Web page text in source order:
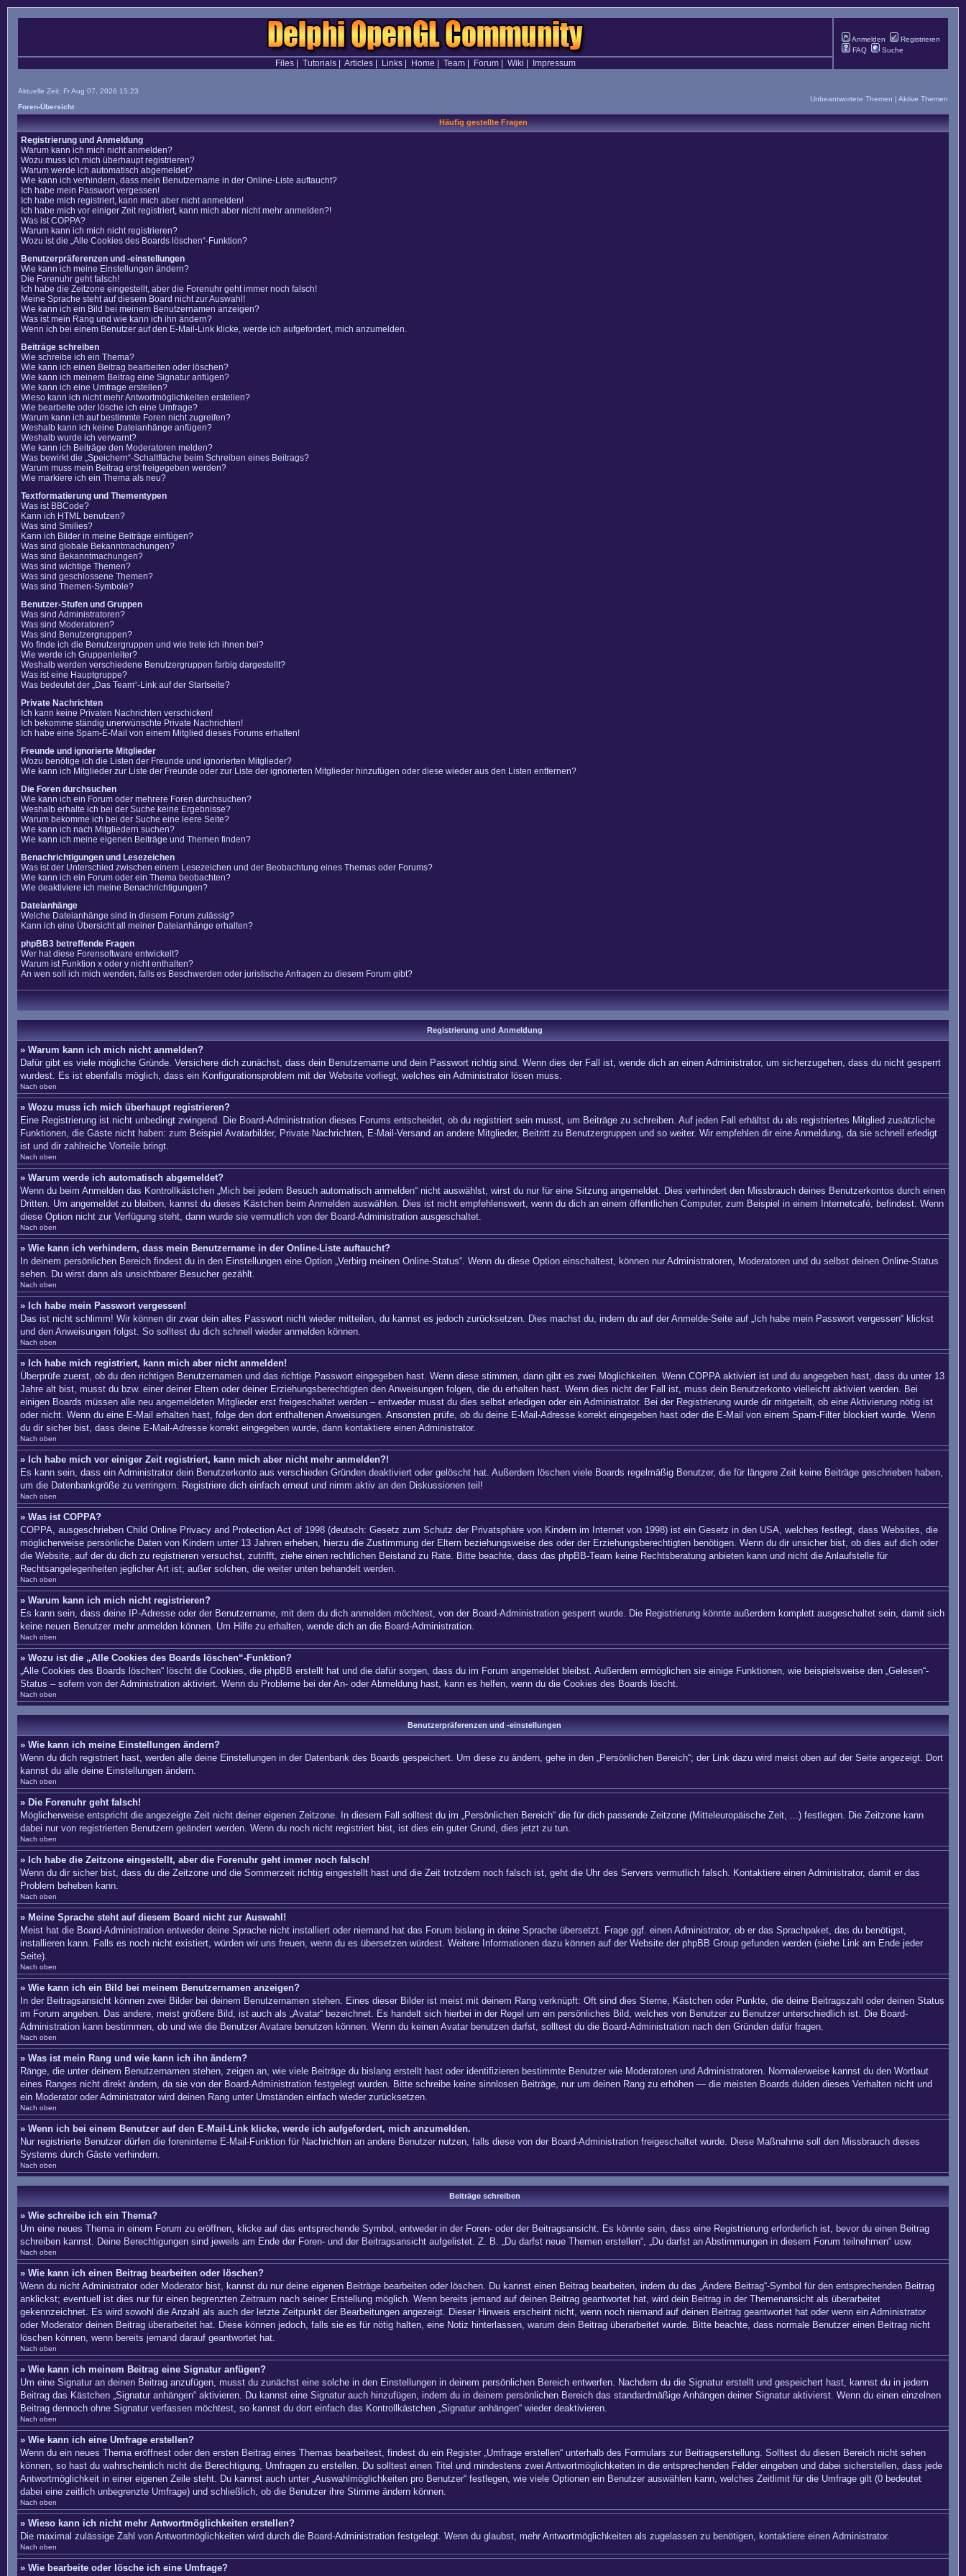
Anmelden
Registrieren
FAQ
Suche
Files| Tutorials| Articles| Links| Home Team| Forum| Wiki Impressum
Aktuelle Zeit: Fr Aug 07, 2026 15:23
Foren-Übersicht
Unbeantwortete Themen | Aktive Themen
Häufig gestellte Fragen
Registrierung und Anmeldung
Warum kann ich mich nicht anmelden?
Wozu muss ich mich überhaupt registrieren?
Warum werde ich automatisch abgemeldet?
Wie kann ich verhindern, dass mein Benutzername in der Online-Liste auftaucht?
Ich habe mein Passwort vergessen!
Ich habe mich registriert, kann mich aber nicht anmelden!
Ich habe mich vor einiger Zeit registriert, kann mich aber nicht mehr anmelden?!
Was ist COPPA?
Warum kann ich mich nicht registrieren?
Wozu ist die „Alle Cookies des Boards löschen“-Funktion?
Benutzerpräferenzen und -einstellungen
Wie kann ich meine Einstellungen ändern?
Die Forenuhr geht falsch!
Ich habe die Zeitzone eingestellt, aber die Forenuhr geht immer noch falsch!
Meine Sprache steht auf diesem Board nicht zur Auswahl!
Wie kann ich ein Bild bei meinem Benutzernamen anzeigen?
Was ist mein Rang und wie kann ich ihn ändern?
Wenn ich bei einem Benutzer auf den E-Mail-Link klicke, werde ich aufgefordert, mich anzumelden.
Beiträge schreiben
Wie schreibe ich ein Thema?
Wie kann ich einen Beitrag bearbeiten oder löschen?
Wie kann ich meinem Beitrag eine Signatur anfügen?
Wie kann ich eine Umfrage erstellen?
Wieso kann ich nicht mehr Antwortmöglichkeiten erstellen?
Wie bearbeite oder lösche ich eine Umfrage?
Warum kann ich auf bestimmte Foren nicht zugreifen?
Weshalb kann ich keine Dateianhänge anfügen?
Weshalb wurde ich verwarnt?
Wie kann ich Beiträge den Moderatoren melden?
Was bewirkt die „Speichern“-Schaltfläche beim Schreiben eines Beitrags?
Warum muss mein Beitrag erst freigegeben werden?
Wie markiere ich ein Thema als neu?
Textformatierung und Thementypen
Was ist BBCode?
Kann ich HTML benutzen?
Was sind Smilies?
Kann ich Bilder in meine Beiträge einfügen?
Was sind globale Bekanntmachungen?
Was sind Bekanntmachungen?
Was sind wichtige Themen?
Was sind geschlossene Themen?
Was sind Themen-Symbole?
Benutzer-Stufen und Gruppen
Was sind Administratoren?
Was sind Moderatoren?
Was sind Benutzergruppen?
Wo finde ich die Benutzergruppen und wie trete ich ihnen bei?
Wie werde ich Gruppenleiter?
Weshalb werden verschiedene Benutzergruppen farbig dargestellt?
Was ist eine Hauptgruppe?
Was bedeutet der „Das Team“-Link auf der Startseite?
Private Nachrichten
Ich kann keine Privaten Nachrichten verschicken!
Ich bekomme ständig unerwünschte Private Nachrichten!
Ich habe eine Spam-E-Mail von einem Mitglied dieses Forums erhalten!
Freunde und ignorierte Mitglieder
Wozu benötige ich die Listen der Freunde und ignorierten Mitglieder?
Wie kann ich Mitglieder zur Liste der Freunde oder zur Liste der ignorierten Mitglieder hinzufügen oder diese wieder aus den Listen entfernen?
Die Foren durchsuchen
Wie kann ich ein Forum oder mehrere Foren durchsuchen?
Weshalb erhalte ich bei der Suche keine Ergebnisse?
Warum bekomme ich bei der Suche eine leere Seite?
Wie kann ich nach Mitgliedern suchen?
Wie kann ich meine eigenen Beiträge und Themen finden?
Benachrichtigungen und Lesezeichen
Was ist der Unterschied zwischen einem Lesezeichen und der Beobachtung eines Themas oder Forums?
Wie kann ich ein Forum oder ein Thema beobachten?
Wie deaktiviere ich meine Benachrichtigungen?
Dateianhänge
Welche Dateianhänge sind in diesem Forum zulässig?
Kann ich eine Übersicht all meiner Dateianhänge erhalten?
phpBB3 betreffende Fragen
Wer hat diese Forensoftware entwickelt?
Warum ist Funktion x oder y nicht enthalten?
An wen soll ich mich wenden, falls es Beschwerden oder juristische Anfragen zu diesem Forum gibt?
Registrierung und Anmeldung
» Warum kann ich mich nicht anmelden?
Dafür gibt es viele mögliche Gründe. Versichere dich zunächst, dass dein Benutzername und dein Passwort richtig sind. Wenn dies der Fall ist, wende dich an einen Administrator, um sicherzugehen, dass du nicht gesperrt
wurdest. Es ist ebenfalls möglich, dass ein Konfigurationsproblem mit der Website vorliegt, welches ein Administrator lösen muss.
Nach oben
» Wozu muss ich mich überhaupt registrieren?
Eine Registrierung ist nicht unbedingt zwingend. Die Board-Administration dieses Forums entscheidet, ob du registriert sein musst, um Beiträge zu schreiben. Auf jeden Fall erhältst du als registriertes Mitglied zusätzliche
Funktionen, die Gäste nicht haben: zum Beispiel Avatarbilder, Private Nachrichten, E-Mail-Versand an andere Mitglieder, Beitritt zu Benutzergruppen und so weiter. Wir empfehlen dir eine Anmeldung, da sie schnell erledigt
ist und dir zahlreiche Vorteile bringt.
Nach oben
» Warum werde ich automatisch abgemeldet?
Wenn du beim Anmelden das Kontrollkästchen „Mich bei jedem Besuch automatisch anmelden“ nicht auswählst, wirst du nur für eine Sitzung angemeldet. Dies verhindert den Missbrauch deines Benutzerkontos durch einen
Dritten. Um angemeldet zu bleiben, kannst du dieses Kästchen beim Anmelden auswählen. Dies ist nicht empfehlenswert, wenn du dich an einem öffentlichen Computer, zum Beispiel in einem Internetcafé, befindest. Wenn
diese Option nicht zur Verfügung steht, dann wurde sie vermutlich von der Board-Administration ausgeschaltet.
Nach oben
» Wie kann ich verhindern, dass mein Benutzername in der Online-Liste auftaucht?
In deinem persönlichen Bereich findest du in den Einstellungen eine Option „Verbirg meinen Online-Status“. Wenn du diese Option einschaltest, können nur Administratoren, Moderatoren und du selbst deinen Online-Status
sehen. Du wirst dann als unsichtbarer Besucher gezählt.
Nach oben
» Ich habe mein Passwort vergessen!
Das ist nicht schlimm! Wir können dir zwar dein altes Passwort nicht wieder mitteilen, du kannst es jedoch zurücksetzen. Dies machst du, indem du auf der Anmelde-Seite auf „Ich habe mein Passwort vergessen“ klickst
und den Anweisungen folgst. So solltest du dich schnell wieder anmelden können.
Nach oben
» Ich habe mich registriert, kann mich aber nicht anmelden!
Überprüfe zuerst, ob du den richtigen Benutzernamen und das richtige Passwort eingegeben hast. Wenn diese stimmen, dann gibt es zwei Möglichkeiten. Wenn COPPAaktiviert ist und du angegeben hast, dass du unter 13
Jahre alt bist, musst du bzw. einer deiner Eltern oder deiner Erziehungsberechtigten den Anweisungen folgen, die du erhalten hast. Wenn dies nicht der Fall ist, muss dein Benutzerkonto vielleicht aktiviert werden. Bei
einigen Boards müssen alle neu angemeldeten Mitglieder erst freigeschaltet werden – entweder musst du dies selbst erledigen oder ein Administrator. Bei der Registrierung wurde dir mitgeteilt, ob eine Aktivierung nötig ist
oder nicht. Wenn du eine E-Mail erhalten hast, folge den dort enthaltenen Anweisungen. Ansonsten prüfe, ob du deine E-Mail-Adresse korrekt eingegeben hast oder die E-Mail von einem Spam-Filter blockiert wurde. Wenn
du dir sicher bist, dass deine E-Mail-Adresse korrekt eingegeben wurde, dann kontaktiere einen Administrator.
Nach oben
» Ich habe mich vor einiger Zeit registriert, kann mich aber nicht mehr anmelden?!
Es kann sein, dass ein Administrator dein Benutzerkonto aus verschieden Gründen deaktiviert oder gelöscht hat. Außerdem löschen viele Boards regelmäßig Benutzer, die für längere Zeit keine Beiträge geschrieben haben,
um die Datenbankgröße zu verringern. Registriere dich einfach erneut und nimm aktiv an den Diskussionen teil!
Nach oben
» Was ist COPPA?
COPPA, ausgeschrieben Child Online Privacy and Protection Act of 1998 (deutsch: Gesetz zum Schutz der Privatsphäre von Kindern im Internet von 1998) ist ein Gesetz in den USA, welches festlegt, dass Websites, die
möglicherweise persönliche Daten von Kindern unter 13 Jahren erheben, hierzu die Zustimmung der Eltern beziehungsweise des oder der Erziehungsberechtigten benötigen. Wenn du dir unsicher bist, ob dies auf dich oder
die Website, auf der du dich zu registrieren versuchst, zutrifft, ziehe einen rechtlichen Beistand zu Rate. Bitte beachte, dass das phpBB-Team keine Rechtsberatung anbieten kann und nicht die Anlaufstelle für
Rechtsangelegenheiten jeglicher Art ist; außer solchen, die weiter unten behandelt werden.
Nach oben
» Warum kann ich mich nicht registrieren?
Es kann sein, dass deine IP-Adresse oder der Benutzername, mit dem du dich anmelden möchtest, von der Board-Administration gesperrt wurde. Die Registrierung könnte außerdem komplett ausgeschaltet sein, damit sich
keine neuen Benutzer mehr anmelden können. Um Hilfe zu erhalten, wende dich an die Board-Administration.
Nach oben
» Wozu ist die „Alle Cookies des Boards löschen“-Funktion?
„Alle Cookies des Boards löschen“ löscht die Cookies, die phpBB erstellt hat und die dafür sorgen, dass du im Forum angemeldet bleibst. Außerdem ermöglichen sie einige Funktionen, wie beispielsweise den „Gelesen“-
Status – sofern von der Administration aktiviert. Wenn du Probleme bei der An- oder Abmeldung hast, kann es helfen, wenn du die Cookies des Boards löscht.
Nach oben
Benutzerpräferenzen und -einstellungen
» Wie kann ich meine Einstellungen ändern?
Wenn du dich registriert hast, werden alle deine Einstellungen in der Datenbank des Boards gespeichert. Um diese zu ändern, gehe in den „Persönlichen Bereich“; der Link dazu wird meist oben auf der Seite angezeigt. Dort
kannst du alle deine Einstellungen ändern.
Nach oben
» Die Forenuhr geht falsch!
Möglicherweise entspricht die angezeigte Zeit nicht deiner eigenen Zeitzone. In diesem Fall solltest du im „Persönlichen Bereich“ die für dich passende Zeitzone (Mitteleuropäische Zeit, ...) festlegen. Die Zeitzone kann
dabei nur von registrierten Benutzern geändert werden. Wenn du noch nicht registriert bist, ist dies ein guter Grund, dies jetzt zu tun.
Nach oben
» Ich habe die Zeitzone eingestellt, aber die Forenuhr geht immer noch falsch!
Wenn du dir sicher bist, dass du die Zeitzone und die Sommerzeit richtig eingestellt hast und die Zeit trotzdem noch falsch ist, geht die Uhr des Servers vermutlich falsch. Kontaktiere einen Administrator, damit er das
Problem beheben kann.
Nach oben
» Meine Sprache steht auf diesem Board nicht zur Auswahl!
Meist hat die Board-Administration entweder deine Sprache nicht installiert oder niemand hat das Forum bislang in deine Sprache übersetzt. Frage ggf. einen Administrator, ob er das Sprachpaket, das du benötigst,
installieren kann. Falls es noch nicht existiert, würden wir uns freuen, wenn du es übersetzen würdest. Weitere Informationen dazu können auf der Website der phpBB Group gefunden werden (siehe Link am Ende jeder
Seite).
Nach oben
» Wie kann ich ein Bild bei meinem Benutzernamen anzeigen?
In der Beitragsansicht können zwei Bilder bei deinem Benutzernamen stehen. Eines dieser Bilder ist meist mit deinem Rang verknüpft: Oft sind dies Sterne, Kästchen oder Punkte, die deine Beitragszahl oder deinen Status
im Forum angeben. Das andere, meist größere Bild, ist auch als „Avatar“ bezeichnet. Es handelt sich hierbei in der Regel um ein persönliches Bild, welches von Benutzer zu Benutzer unterschiedlich ist. Die Board-
Administration kann bestimmen, ob und wie die Benutzer Avatare benutzen können. Wenn du keinen Avatar benutzen darfst, solltest du die Board-Administration nach den Gründen dafür fragen.
Nach oben
» Was ist mein Rang und wie kann ich ihn ändern?
Ränge, die unter deinem Benutzernamen stehen, zeigen an, wie viele Beiträge du bislang erstellt hast oder identifizieren bestimmte Benutzer wie Moderatoren und Administratoren. Normalerweise kannst du den Wortlaut
eines Ranges nicht direkt ändern, da sie von der Board-Administration festgelegt wurden. Bitte schreibe keine sinnlosen Beiträge, nur um deinen Rang zu erhöhen — die meisten Boards dulden dieses Verhalten nicht und
ein Moderator oder Administrator wird deinen Rang unter Umständen einfach wieder zurücksetzen.
Nach oben
» Wenn ich bei einem Benutzer auf den E-Mail-Link klicke, werde ich aufgefordert, mich anzumelden.
Nur registrierte Benutzer dürfen die foreninterne E-Mail-Funktion für Nachrichten an andere Benutzer nutzen, falls diese von der Board-Administration freigeschaltet wurde. Diese Maßnahme soll den Missbrauch dieses
Systems durch Gäste verhindern.
Nach oben
Beiträge schreiben
» Wie schreibe ich ein Thema?
Um eine neues Thema in einem Forum zu eröffnen, klicke auf das entsprechende Symbol, entweder in der Foren- oder der Beitragsansicht. Es könnte sein, dass eine Registrierung erforderlich ist, bevor du einen Beitrag
schreiben kannst. Deine Berechtigungen sind jeweils am Ende der Foren- und der Beitragsansicht aufgelistet. Z. B. „Du darfst neue Themen erstellen“, „Du darfst an Abstimmungen in diesem Forum teilnehmen“ usw.
Nach oben
» Wie kann ich einen Beitrag bearbeiten oder löschen?
Wenn du nicht Administrator oder Moderator bist, kannst du nur deine eigenen Beiträge bearbeiten oder löschen. Du kannst einen Beitrag bearbeiten, indem du das „Ändere Beitrag“-Symbol für den entsprechenden Beitrag
anklickst; eventuell ist dies nur für einen begrenzten Zeitraum nach seiner Erstellung möglich. Wenn bereits jemand auf deinen Beitrag geantwortet hat, wird dein Beitrag in der Themenansicht als überarbeitet
gekennzeichnet. Es wird sowohl die Anzahl als auch der letzte Zeitpunkt der Bearbeitungen angezeigt. Dieser Hinweis erscheint nicht, wenn noch niemand auf deinen Beitrag geantwortet hat oder wenn ein Administrator
oder Moderator deinen Beitrag überarbeitet hat. Diese können jedoch, falls sie es für nötig halten, eine Notiz hinterlassen, warum dein Beitrag überarbeitet wurde. Bitte beachte, dass normale Benutzer einen Beitrag nicht
löschen können, wenn bereits jemand darauf geantwortet hat.
Nach oben
» Wie kann ich meinem Beitrag eine Signatur anfügen?
Um eine Signatur an deinen Beitrag anzufügen, musst du zunächst eine solche in den Einstellungen in deinem persönlichen Bereich entwerfen. Nachdem du die Signatur erstellt und gespeichert hast, kannst du in jedem
Beitrag das Kästchen „Signatur anhängen“ aktivieren. Du kannst eine Signatur auch hinzufügen, indem du in deinem persönlichen Bereich das standardmäßige Anhängen deiner Signatur aktivierst. Wenn du einen einzelnen
Beitrag dennoch ohne Signatur verfassen möchtest, so kannst du dort einfach das Kontrollkästchen „Signatur anhängen“ wieder deaktivieren.
Nach oben
» Wie kann ich eine Umfrage erstellen?
Wenn du ein neues Thema eröffnest oder den ersten Beitrag eines Themas bearbeitest, findest du ein Register „Umfrage erstellen“ unterhalb des Formulars zur Beitragserstellung. Solltest du diesen Bereich nicht sehen
können, so hast du wahrscheinlich nicht die Berechtigung, Umfragen zu erstellen. Du solltest einen Titel und mindestens zwei Antwortmöglichkeiten in die entsprechenden Felder eingeben und dabei sicherstellen, dass jede
Antwortmöglichkeit in einer eigenen Zeile steht. Du kannst auch unter „Auswahlmöglichkeiten pro Benutzer“ festlegen, wie viele Optionen ein Benutzer auswählen kann, welches Zeitlimit für die Umfrage gilt (0 bedeutet
dabei eine zeitlich unbegrenzte Umfrage) und schließlich, ob die Benutzer ihre Stimme ändern können.
Nach oben
» Wieso kann ich nicht mehr Antwortmöglichkeiten erstellen?
Die maximal zulässige Zahl von Antwortmöglichkeiten wird durch die Board-Administration festgelegt. Wenn du glaubst, mehr Antwortmöglichkeiten als zugelassen zu benötigen, kontaktiere einen Administrator.
Nach oben
» Wie bearbeite oder lösche ich eine Umfrage?